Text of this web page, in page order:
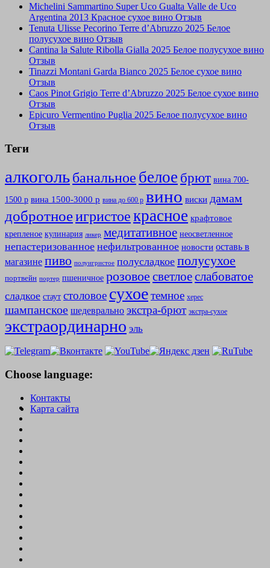
Michelini Sammartino Super Uco Gualta Valle de Uco
Argentina 2013 Красное сухое вино Отзыв
Tenuta Ulisse Pecorino Terre d’Abruzzo 2025 Белое
полусухое вино Отзыв
Cantina la Salute Ribolla Gialla 2025 Белое полусухое вино
Отзыв
Tinazzi Montani Garda Bianco 2025 Белое сухое вино
Отзыв
Caos Pinot Grigio Terre d’Abruzzo 2025 Белое сухое вино
Отзыв
Epicuro Vermentino Puglia 2025 Белое полусухое вино
Отзыв
Теги
алкогольбанальное белое брют вина 700-
1500 р вина 1500-3000 р вина до 600 р вино виски дамам
добротноеигристоекрасное крафтовое
крепленое кулинария ликер медитативное неосветленное
непастеризованное нефильтрованное новости оставь в
магазине пиво полуигристое полусладкое полусухое
портвейн портер пшеничное розовое светлоеслабоватое
сладкое стаут столовое сухоетемное херес
шампанское шедеврально экстра-брют экстра-сухое
экстраординарно эль
Choose language:
Контакты
Карта сайта